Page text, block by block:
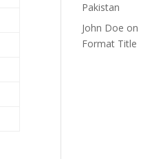
Pakistan
John Doe on
Format Title